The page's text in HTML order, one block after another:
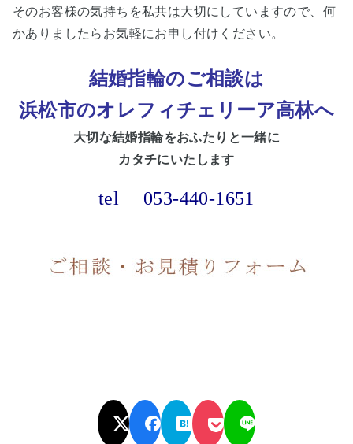
そのお客様の気持ちを私共は大切にしていますので、何
かありましたらお気軽にお申し付けください。
結婚指輪のご相談は
浜松市のオレフィチェリーア高林へ
大切な結婚指輪をおふたりと一緒に
カタチにいたします
tel 053-440-1651